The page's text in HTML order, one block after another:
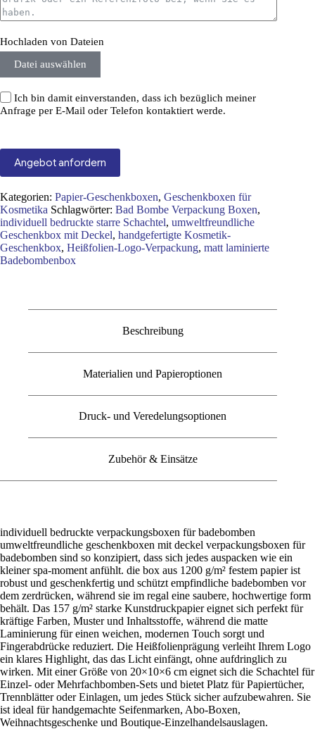
Hochladen von Dateien
Datei auswählen
Ich bin damit einverstanden, dass ich bezüglich meiner
Anfrage per E-Mail oder Telefon kontaktiert werde.
Angebot anfordern
Kategorien: Papier-Geschenkboxen, Geschenkboxen für
Kosmetika Schlagwörter: Bad Bombe Verpackung Boxen,
individuell bedruckte starre Schachtel, umweltfreundliche
Geschenkbox mit Deckel, handgefertigte Kosmetik-
Geschenkbox, Heißfolien-Logo-Verpackung, matt laminierte
Badebombenbox
Beschreibung
Materialien und Papieroptionen
Druck- und Veredelungsoptionen
Zubehör & Einsätze
individuell bedruckte verpackungsboxen für badebomben
umweltfreundliche geschenkboxen mit deckel verpackungsboxen für
badebomben sind so konzipiert, dass sich jedes auspacken wie ein
kleiner spa-moment anfühlt. die box aus 1200 g/m² festem papier ist
robust und geschenkfertig und schützt empfindliche badebomben vor
dem zerdrücken, während sie im regal eine saubere, hochwertige form
behält. Das 157 g/m² starke Kunstdruckpapier eignet sich perfekt für
kräftige Farben, Muster und Inhaltsstoffe, während die matte
Laminierung für einen weichen, modernen Touch sorgt und
Fingerabdrücke reduziert. Die Heißfolienprägung verleiht Ihrem Logo
ein klares Highlight, das das Licht einfängt, ohne aufdringlich zu
wirken. Mit einer Größe von 20×10×6 cm eignet sich die Schachtel für
Einzel- oder Mehrfachbomben-Sets und bietet Platz für Papiertücher,
Trennblätter oder Einlagen, um jedes Stück sicher aufzubewahren. Sie
ist ideal für handgemachte Seifenmarken, Abo-Boxen,
Weihnachtsgeschenke und Boutique-Einzelhandelsauslagen.